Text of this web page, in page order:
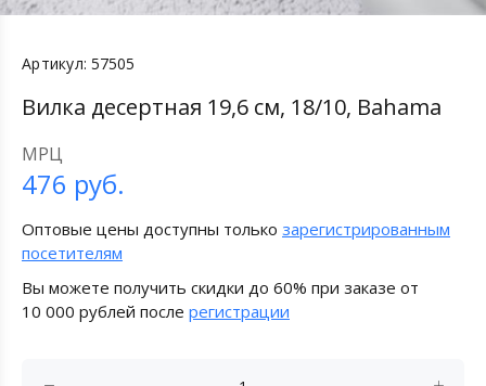
Артикул: 57505
Вилка десертная 19,6 см, 18/10, Bahama
МРЦ
476 руб.
Оптовые цены доступны только зарегистрированным
посетителям
Вы можете получить скидки до 60% при заказе от
10 000 рублей после регистрации